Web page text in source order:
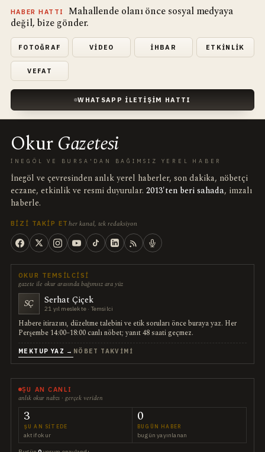
HABER HATTI
Mahallende olanı önce sosyal medyaya
değil, bize gönder.
FOTOĞRAF VIDEO İHBAR ETKINLIK
VEFAT
WHATSAPP İLETIŞIM HATTI
OkurGazetesi
İNEGÖL VE BURSA'DAN BAĞIMSIZ YEREL HABER
İnegöl ve çevresinden anlık yerel haberler, son dakika, nöbetçi
eczane, etkinlik ve resmi duyurular. 2013'ten beri sahada, imzalı
haberle.
BIZI TAKIP ET her kanal, tek redaksiyon
OKUR TEMSILCISI
gazete ile okur arasında bağımsız ara yüz
SÇ Serhat Çiçek
21 yıl meslekte · Temsilci
Habere itirazını, düzeltme talebini ve etik soruları önce buraya yaz. Her
Perşembe 14:00–18:00 canlı nöbet; yanıt 48 saati geçmez.
MEKTUP YAZ → NÖBET TAKVIMI
ŞU AN CANLI
anlık okur nabzı · gerçek veriden
3
ŞU AN SITEDE
aktif okur
0
BUGÜN HABER
bugün yayınlanan